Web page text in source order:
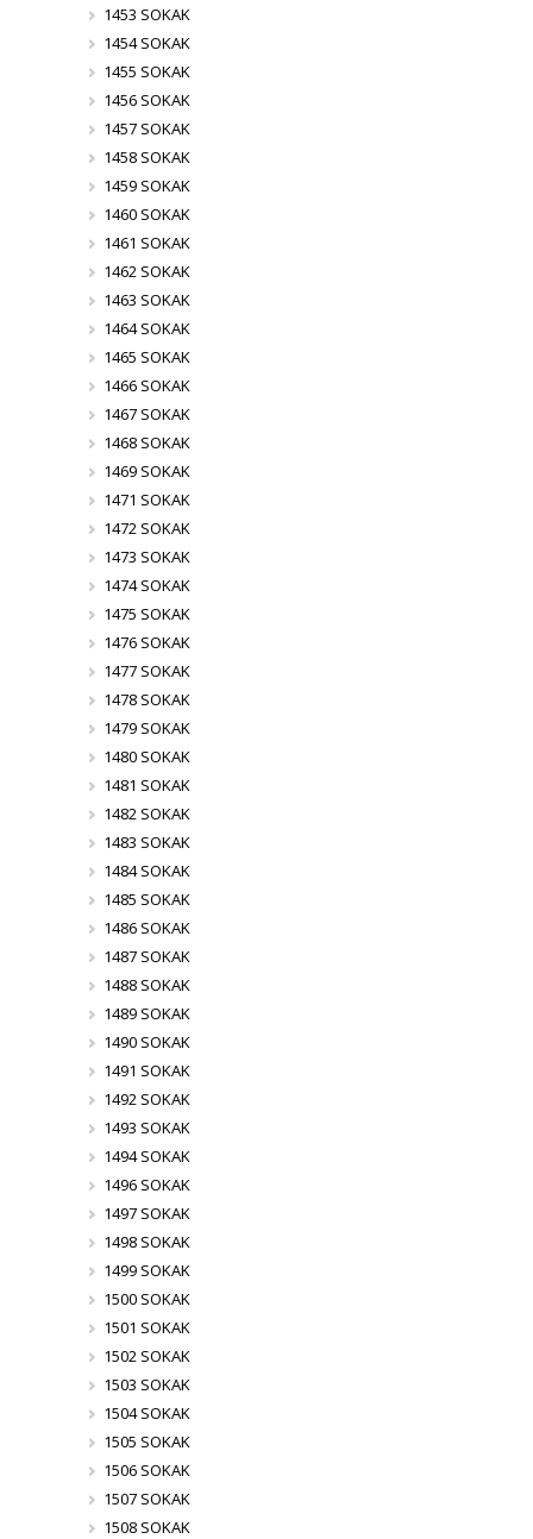
1453 SOKAK
1454 SOKAK
1455 SOKAK
1456 SOKAK
1457 SOKAK
1458 SOKAK
1459 SOKAK
1460 SOKAK
1461 SOKAK
1462 SOKAK
1463 SOKAK
1464 SOKAK
1465 SOKAK
1466 SOKAK
1467 SOKAK
1468 SOKAK
1469 SOKAK
1471 SOKAK
1472 SOKAK
1473 SOKAK
1474 SOKAK
1475 SOKAK
1476 SOKAK
1477 SOKAK
1478 SOKAK
1479 SOKAK
1480 SOKAK
1481 SOKAK
1482 SOKAK
1483 SOKAK
1484 SOKAK
1485 SOKAK
1486 SOKAK
1487 SOKAK
1488 SOKAK
1489 SOKAK
1490 SOKAK
1491 SOKAK
1492 SOKAK
1493 SOKAK
1494 SOKAK
1496 SOKAK
1497 SOKAK
1498 SOKAK
1499 SOKAK
1500 SOKAK
1501 SOKAK
1502 SOKAK
1503 SOKAK
1504 SOKAK
1505 SOKAK
1506 SOKAK
1507 SOKAK
1508 SOKAK